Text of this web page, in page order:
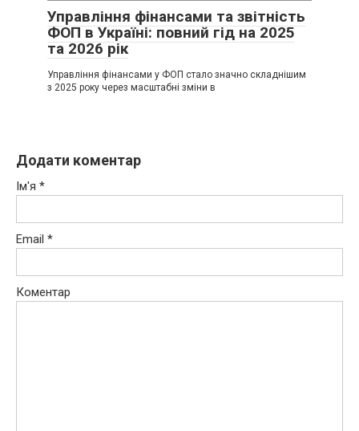
Управління фінансами та звітність
ФОП в Україні: повний гід на 2025
та 2026 рік
Управління фінансами у ФОП стало значно складнішим
з 2025 року через масштабні зміни в
Додати коментар
Ім'я *
Email *
Коментар